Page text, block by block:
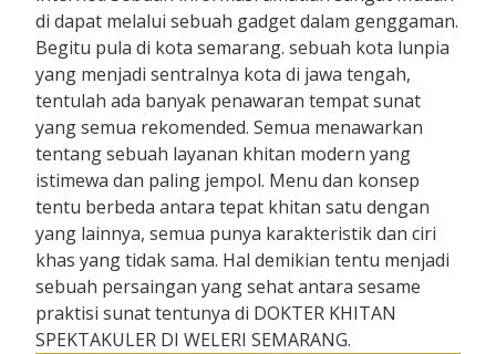
di dapat melalui sebuah gadget dalam genggaman.
Begitu pula di kota semarang. sebuah kota lunpia
yang menjadi sentralnya kota di jawa tengah,
tentulah ada banyak penawaran tempat sunat
yang semua rekomended. Semua menawarkan
tentang sebuah layanan khitan modern yang
istimewa dan paling jempol. Menu dan konsep
tentu berbeda antara tepat khitan satu dengan
yang lainnya, semua punya karakteristik dan ciri
khas yang tidak sama. Hal demikian tentu menjadi
sebuah persaingan yang sehat antara sesame
praktisi sunat tentunya di DOKTER KHITAN
SPEKTAKULER DI WELERI SEMARANG.